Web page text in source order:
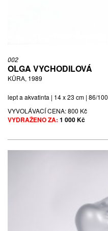
002
OLGA VYCHODILOVÁ
KŮRA, 1989
lept a akvatinta | 14 x 23 cm | 86/100
VYVOLÁVACÍ CENA:800 Kč
VYDRAŽENO ZA: 1 000 Kč